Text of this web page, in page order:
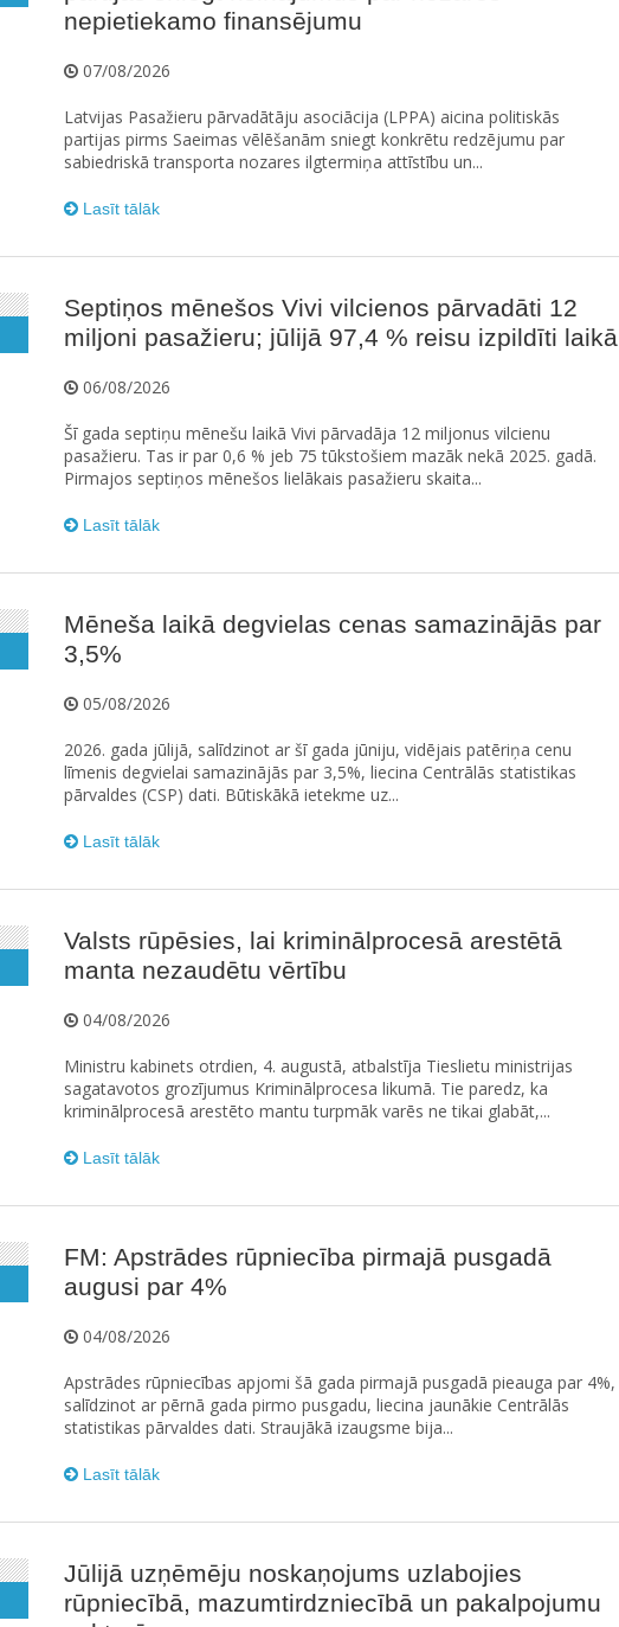
nepietiekamo finansējumu
07/08/2026
Latvijas Pasažieru pārvadātāju asociācija (LPPA) aicina politiskās
partijas pirms Saeimas vēlēšanām sniegt konkrētu redzējumu par
sabiedriskā transporta nozares ilgtermiņa attīstību un...
Lasīt tālāk
Septiņos mēnešos Vivi vilcienos pārvadāti 12
miljoni pasažieru; jūlijā 97,4 % reisu izpildīti laikā
06/08/2026
Šī gada septiņu mēnešu laikā Vivi pārvadāja 12 miljonus vilcienu
pasažieru. Tas ir par 0,6 % jeb 75 tūkstošiem mazāk nekā 2025. gadā.
Pirmajos septiņos mēnešos lielākais pasažieru skaita...
Lasīt tālāk
Mēneša laikā degvielas cenas samazinājās par
3,5%
05/08/2026
2026. gada jūlijā, salīdzinot ar šī gada jūniju, vidējais patēriņa cenu
līmenis degvielai samazinājās par 3,5%, liecina Centrālās statistikas
pārvaldes (CSP) dati. Būtiskākā ietekme uz...
Lasīt tālāk
Valsts rūpēsies, lai kriminālprocesā arestētā
manta nezaudētu vērtību
04/08/2026
Ministru kabinets otrdien, 4. augustā, atbalstīja Tieslietu ministrijas
sagatavotos grozījumus Kriminālprocesa likumā. Tie paredz, ka
kriminālprocesā arestēto mantu turpmāk varēs ne tikai glabāt,...
Lasīt tālāk
FM: Apstrādes rūpniecība pirmajā pusgadā
augusi par 4%
04/08/2026
Apstrādes rūpniecības apjomi šā gada pirmajā pusgadā pieauga par 4%,
salīdzinot ar pērnā gada pirmo pusgadu, liecina jaunākie Centrālās
statistikas pārvaldes dati. Straujākā izaugsme bija...
Lasīt tālāk
Jūlijā uzņēmēju noskaņojums uzlabojies
rūpniecībā, mazumtirdzniecībā un pakalpojumu